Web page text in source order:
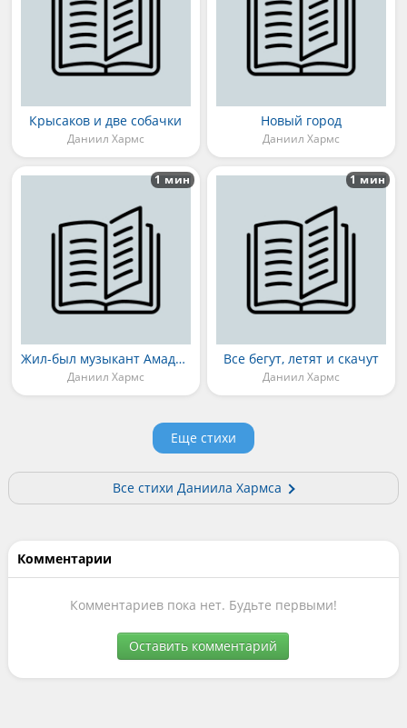
Крысаков и две собачки
Даниил Хармс
Новый город
Даниил Хармс
Жил-был музыкант Амадей Фарадон
Даниил Хармс
1 мин
Все бегут, летят и скачут
Даниил Хармс
1 мин
Еще стихи
Все стихи Даниила Хармса
Комментарии
Комментариев пока нет. Будьте первыми!
Оставить комментарий